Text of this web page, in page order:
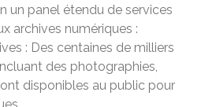
un panel étendu de services
archives numériques :
: Des centaines de milliers
des photographies,
disponibles au public pour